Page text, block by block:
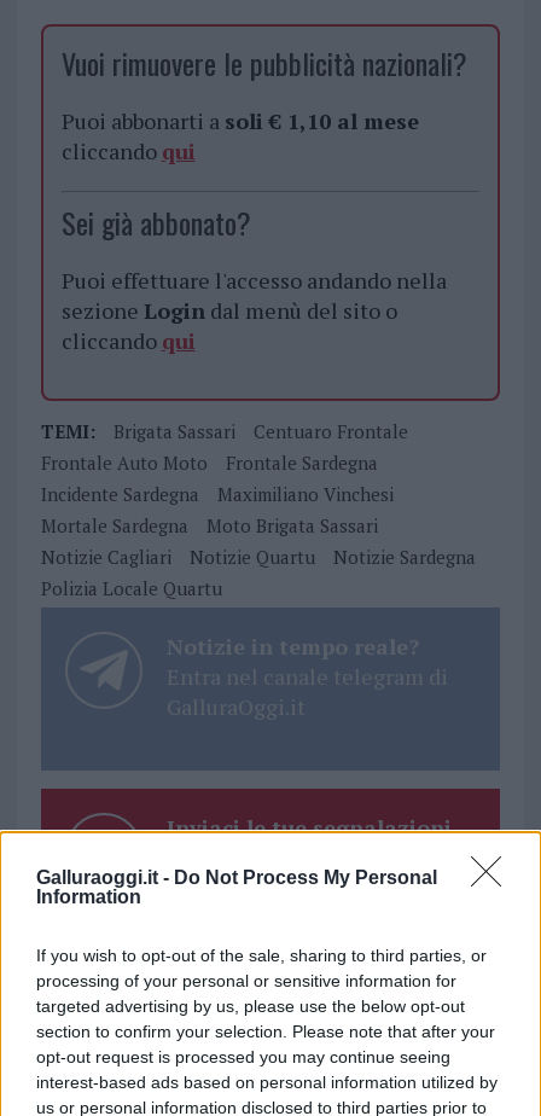
Galluraoggi.it - Do Not Process My Personal
Information
If you wish to opt-out of the sale, sharing to third parties, or
processing of your personal or sensitive information for
targeted advertising by us, please use the below opt-out
section to confirm your selection. Please note that after your
opt-out request is processed you may continue seeing
interest-based ads based on personal information utilized by
us or personal information disclosed to third parties prior to
Vuoi rimuovere le pubblicità nazionali?
Puoi abbonarti a soli € 1,10 al mese
cliccando qui
Sei già abbonato?
Puoi effettuare l'accesso andando nella
sezione Logindal menù del sito o
cliccando qui
TEMI: Brigata Sassari
Centuaro Frontale
Frontale Auto Moto
Frontale Sardegna
Incidente Sardegna
Maximiliano Vinchesi
Mortale Sardegna
Moto Brigata Sassari
Notizie Cagliari
Notizie Quartu
Notizie Sardegna
Polizia Locale Quartu
Notizie in tempo reale?
Entra nel canale telegram di
GalluraOggi.it
Inviaci le tue segnalazioni,
Su WhatsApp al numero +39
Ricevi le nostre ultime news